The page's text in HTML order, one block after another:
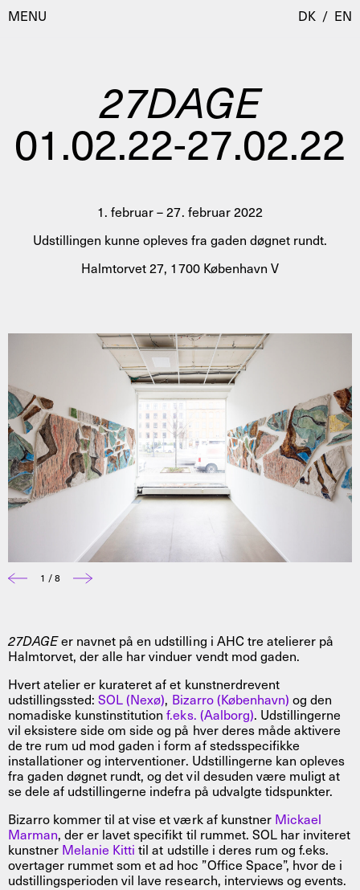
MENU
Besøg
Kalender
Room Room
Programmer
Residencies & Studios
Public Programmes
Om
Om AHC
DK / EN
27DAGE
01.02.22-27.02.22
1. februar – 27. februar 2022
Udstillingen kunne opleves fra gaden døgnet rundt.
Halmtorvet 27, 1700 København V
1 / 8
27DAGEer navnet på en udstilling i AHC tre atelierer på
Halmtorvet, der alle har vinduer vendt mod gaden.
Hvert atelier er kurateret af et kunstnerdrevent
udstillingssted:SOL (Nexø), Bizarro (København) og den
nomadiske kunstinstitutionf.eks. (Aalborg). Udstillingerne
vil eksistere side om side og på hver deres måde aktivere
de tre rum ud mod gaden i form af stedsspecifikke
installationer og interventioner. Udstillingerne kan opleves
fra gaden døgnet rundt, og det vil desuden være muligt at
se dele af udstillingerne indefra på udvalgte tidspunkter.
Bizarro kommer til at vise et værk af kunstner Mickael
Marman, der er lavet specifikt til rummet. SOL har inviteret
kunstner Melanie Kitti til at udstille i deres rum og f.eks.
overtager rummet som et ad hoc ”Office Space”, hvor de i
udstillingsperioden vil lave research, interviews og events.